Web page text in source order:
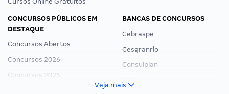
CONCURSOS PÚBLICOS EM
DESTAQUE
Concursos Abertos
Concursos 2026
Concursos 2025
BANCAS DE CONCURSOS
Cebraspe
Cesgranrio
Consulplan
Veja mais